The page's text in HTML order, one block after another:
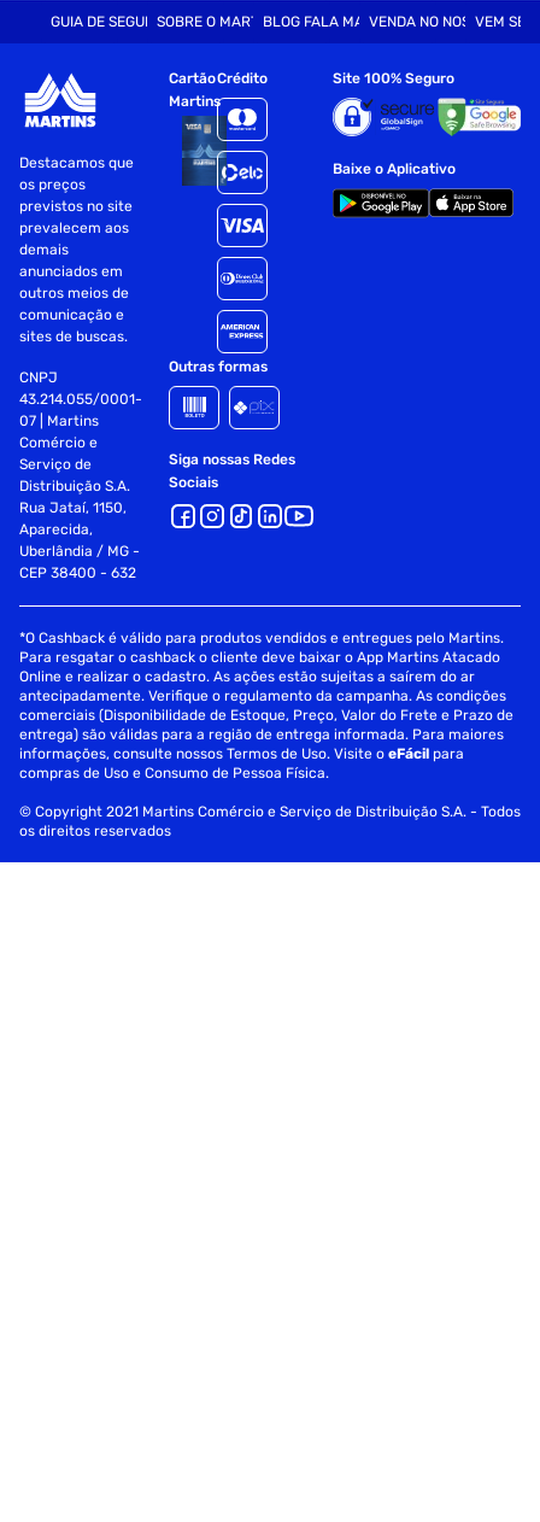
GUIA DE SEGURANÇASOBRE O MARTINSBLOG FALA MARTVENDA NO NOSSO SITE
VEM SER
Destacamos que
os preços
previstos no site
prevalecem aos
demais
anunciados em
outros meios de
comunicação e
sites de buscas.
CNPJ
43.214.055/0001-
07 | Martins
Comércio e
Serviço de
Distribuição S.A.
Rua Jataí, 1150,
Aparecida,
Uberlândia / MG -
CEP 38400 - 632
Cartão
Martins
Crédito
Outras formas
Siga nossas Redes
Sociais
Site 100% Seguro
Baixe o Aplicativo
*O Cashback é válido para produtos vendidos e entregues pelo Martins.
Para resgatar o cashback o cliente deve baixar o App Martins Atacado
Online e realizar o cadastro. As ações estão sujeitas a saírem do ar
antecipadamente. Verifique o regulamento da campanha. As condições
comerciais (Disponibilidade de Estoque, Preço, Valor do Frete e Prazo de
entrega) são válidas para a região de entrega informada. Para maiores
informações, consulte nossos Termos de Uso. Visite oeFácil para
compras de Uso e Consumo de Pessoa Física.
© Copyright 2021 Martins Comércio e Serviço de Distribuição S.A. - Todos
os direitos reservados